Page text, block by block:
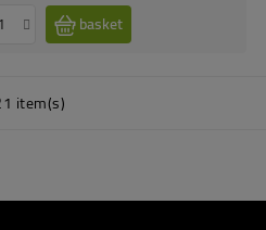
basket
item(s)